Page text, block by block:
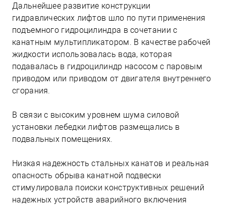
Дальнейшее развитие конструкции
гидравлических лифтов шло по пути применения
подъемного гидроцилиндра в сочетании с
канатным мультипликатором. В качестве рабочей
жидкости использовалась вода, которая
подавалась в гидроцилиндр насосом с паровым
приводом или приводом от двигателя внутреннего
сгорания.
В связи с высоким уровнем шума силовой
установки лебедки лифтов размещались в
подвальных помещениях.
Низкая надежность стальных канатов и реальная
опасность обрыва канатной подвески
стимулировала поиски конструктивных решений
надежных устройств аварийного включения